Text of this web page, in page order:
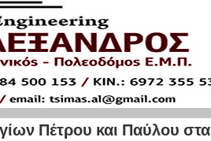
Πέτρου και Παύλου στα